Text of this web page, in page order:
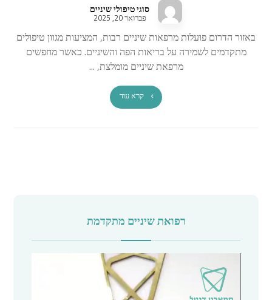
סוגי טיפולי שיניים
פברואר 20, 2025
באזור הדרום פועלות מרפאות שיניים רבות, המציעות מגוון טיפולים
מתקדמים לשמירה על בריאות הפה והשיניים. כאשר מחפשים
מרפאת שיניים מומלצת, ...
קרא עוד
רפואת שיניים מתקדמת